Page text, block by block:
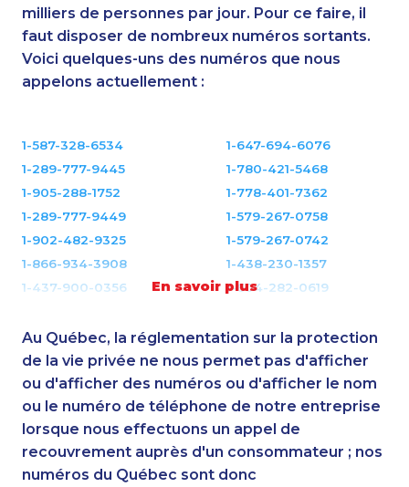
milliers de personnes par jour. Pour ce faire, il
faut disposer de nombreux numéros sortants.
Voici quelques-uns des numéros que nous
appelons actuellement :
En savoir plus
1-587-328-6534
1-647-694-6076
1-289-777-9445
1-780-421-5468
1-905-288-1752
1-778-401-7362
1-289-777-9449
1-579-267-0758
1-902-482-9325
1-579-267-0742
1-866-934-3908
1-438-230-1357
1-437-900-0356
1-604-282-0619
1-778-401-2190
1-587-328-6638
1-905-819-9104
1-416-907-0862
1-514-448-1504
1-506-265-4736
1-416-223-4743
1-902-400-0361
1-778-401-7173
1-780-936-8221
1-780-420-2377
1-902-706-0851
1-403-855-4049
1-587-328-6572
Au Québec, la réglementation sur la protection
de la vie privée ne nous permet pas d'afficher
ou d'afficher des numéros ou d'afficher le nom
ou le numéro de téléphone de notre entreprise
lorsque nous effectuons un appel de
recouvrement auprès d'un consommateur ; nos
numéros du Québec sont donc